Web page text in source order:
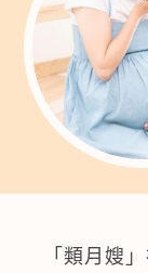
「類月嫂